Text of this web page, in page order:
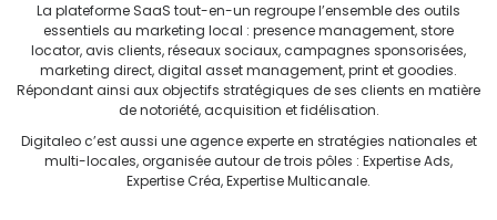
La plateforme SaaS tout-en-un regroupe l’ensemble des outils
essentiels au marketing local : presence management, store
locator, avis clients, réseaux sociaux, campagnes sponsorisées,
marketing direct, digital asset management, print et goodies.
Répondant ainsi aux objectifs stratégiques de ses clients en matière
de notoriété, acquisition et fidélisation.
Digitaleo c’est aussi une agence experte en stratégies nationales et
multi-locales, organisée autour de trois pôles : Expertise Ads,
Expertise Créa, Expertise Multicanale.